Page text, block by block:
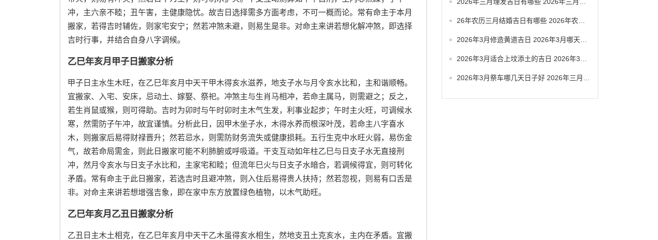
冲，主六亲不睦；丑午害，主健康隐忧。故吉日选择需多方面考虑，不可一概而论。常有命主于本月
搬家，若得吉时辅佐，则家宅安宁；然若冲煞未避，则易生是非。对命主来讲若想化解冲煞，即选择
吉时行事，并结合自身八字调候。
乙巳年亥月甲子日搬家分析
甲子日主水生木旺，在乙巳年亥月中天干甲木得亥水滋养，地支子水与月令亥水比和，主和谐顺畅。
宜搬家、入宅、安床，忌动土、嫁娶、祭祀。冲煞主与生肖马相冲，若命主属马，则需避之；反之，
若生肖鼠或猴，则可得助。吉时为卯时与午时卯时主木气生发，利事业起步；午时主火旺，可调候水
寒，然需防子午冲，故宜谨慎。分析此日，因甲木坐子水，木得水养而根深叶茂，若命主八字喜水
木，则搬家后易得财禄晋升；然若忌水，则需防财务流失或健康损耗。五行生克中水旺火弱，易伤金
气，故若命局需金，则此日搬家可能不利肺腑或呼吸道。干支互动如年柱乙巳与日支子水无直接刑
冲，然月令亥水与日支子水比和，主家宅和睦；但流年巳火与日支子水暗合，若调候得宜，则可转化
矛盾。常有命主于此日搬家，若选吉时且避冲煞，则入住后易得贵人扶持；然若忽视，则易有口舌是
非。对命主来讲若想增强吉象，即在家中东方放置绿色植物，以木气助旺。
乙巳年亥月乙丑日搬家分析
乙丑日主木土相克，在乙巳年亥月中天干乙木虽得亥水相生，然地支丑土克亥水，主内在矛盾。宜搬